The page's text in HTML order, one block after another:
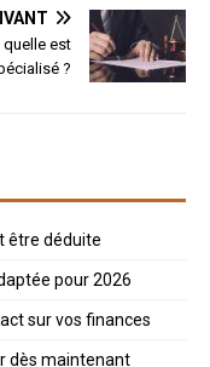
quelle est
?
être déduite
pour 2026
sur vos finances
dès maintenant